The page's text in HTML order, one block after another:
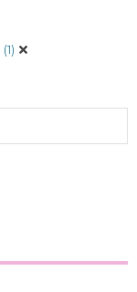
(1)